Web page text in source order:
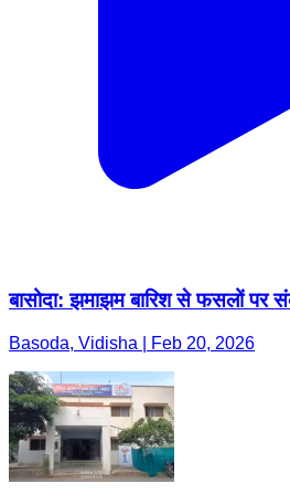
बासोदा: झमाझम बारिश से फसलों पर
Basoda, Vidisha | Feb 20, 2026